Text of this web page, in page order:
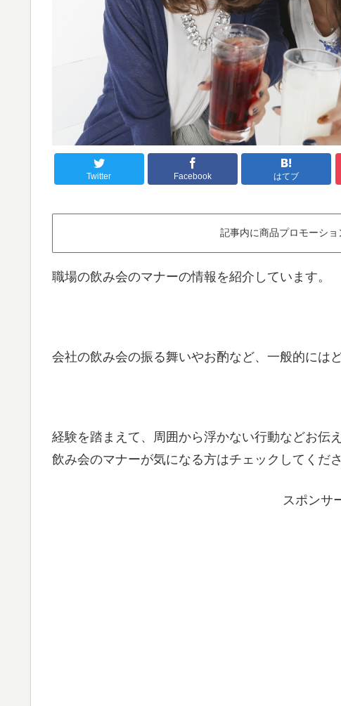
Twitter Facebook はてブ
記事内に商品プロモーシ
職場の飲み会のマナーの情報を紹介しています。
会社の飲み会の振る舞いやお酌など、一般的には
経験を踏まえて、周囲から浮かない行動などお伝
飲み会のマナーが気になる方はチェックしてくださ
スポンサ